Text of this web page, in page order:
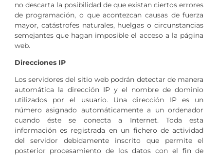
no descarta la posibilidad de que existan ciertos errores
de programación, o que acontezcan causas de fuerza
mayor, catástrofes naturales, huelgas o circunstancias
semejantes que hagan imposible el acceso a la página
web.
Direcciones IP
Los servidores del sitio web podrán detectar de manera
automática la dirección IP y el nombre de dominio
utilizados por el usuario. Una dirección IP es un
número asignado automáticamente a un ordenador
cuando éste se conecta a Internet. Toda esta
información es registrada en un fichero de actividad
del servidor debidamente inscrito que permite el
posterior procesamiento de los datos con el fin de